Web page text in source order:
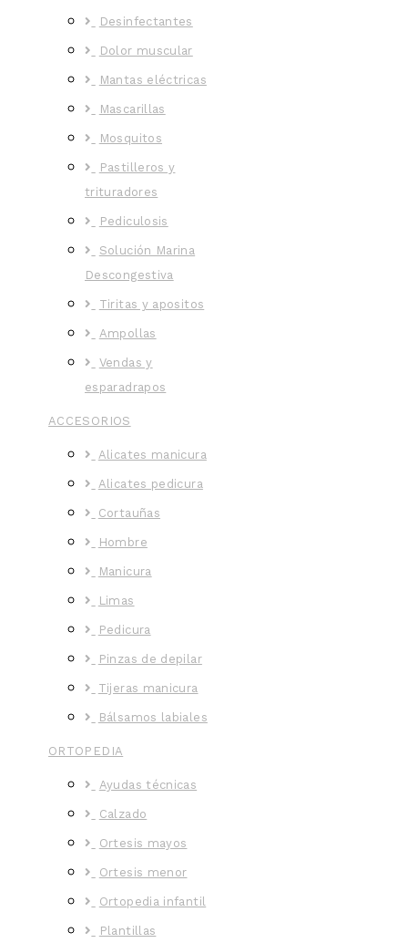
Desinfectantes
Dolor muscular
Mantas eléctricas
Mascarillas
Mosquitos
Pastilleros y
trituradores
Pediculosis
Solución Marina
Descongestiva
Tiritas y apositos
Ampollas
Vendas y
esparadrapos
ACCESORIOS
Alicates manicura
Alicates pedicura
Cortauñas
Hombre
Manicura
Limas
Pedicura
Pinzas de depilar
Tijeras manicura
Bálsamos labiales
ORTOPEDIA
Ayudas técnicas
Calzado
Ortesis mayos
Ortesis menor
Ortopedia infantil
Plantillas